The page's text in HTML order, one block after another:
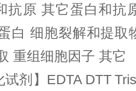
抗原 其它蛋白和抗
白 细胞裂解和提取
重组细胞因子 其它
试剂】EDTA DTT